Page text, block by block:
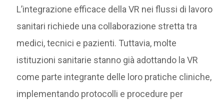
L’integrazione efficace della VR nei flussi di lavoro
sanitari richiede una collaborazione stretta tra
medici, tecnici e pazienti. Tuttavia, molte
istituzioni sanitarie stanno già adottando la VR
come parte integrante delle loro pratiche cliniche,
implementando protocolli e procedure per